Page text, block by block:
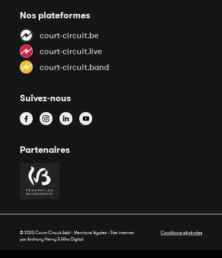
Nos plateformes
court-circuit.be
court-circuit.live
court-circuit.band
Suivez-nous
Partenaires
© 2020 Court-Circuit Asbl - Mentions légales - Site internet
par Anthony Henry &Miko Digital
Conditions générales